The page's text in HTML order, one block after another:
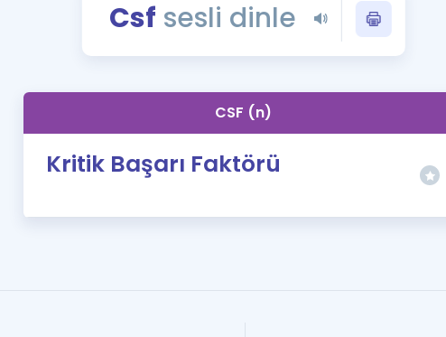
YDS - YÖKDİL
İngilizce Gramer
Csf sesli dinle
CSF (n)
Kritik Başarı Faktörü